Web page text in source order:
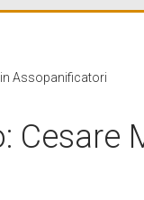
Assopanificatori
Cesare